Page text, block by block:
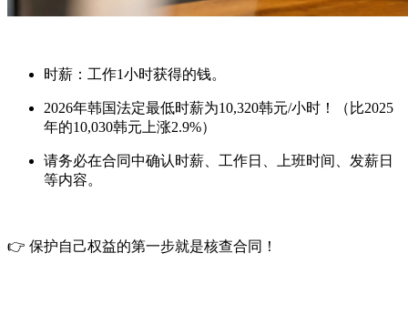
时薪 ：工作1小时获得的钱。
2026年韩国法定最低时薪为10,320韩元/小时 ！（比2025
年的10,030韩元上涨2.9%）
请务必在合同中确认时薪、工作日、上班时间、发薪日
等内容。
👉 保护自己权益的第一步就是核查合同！